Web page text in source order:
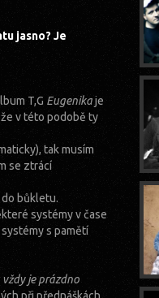
jasno? Je
T,G Eugenikaje
v této podobě ty
tak musím
se ztrácí
bůkletu.
systémy v čase
s pamětí
vždy je prázdno